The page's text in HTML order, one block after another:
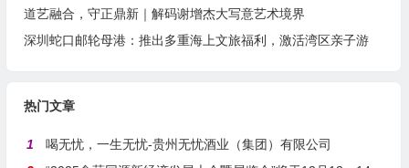
道艺融合，守正鼎新｜解码谢增杰大写意艺术境界
深圳蛇口邮轮母港：推出多重海上文旅福利，激活湾区亲子游
热门文章
1
喝无忧，一生无忧-贵州无忧酒业（集团）有限公司